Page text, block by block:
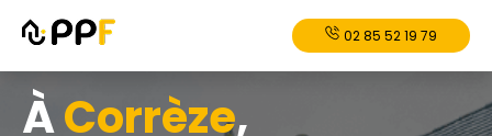
02 85 52 19 79
ÀCorrèze,